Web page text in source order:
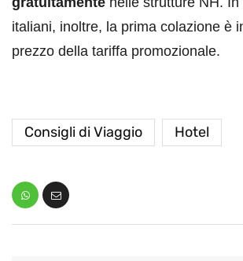
italiani, inoltre, la prima colazione è
prezzo della tariffa promozionale.
Consigli di Viaggio Hotel